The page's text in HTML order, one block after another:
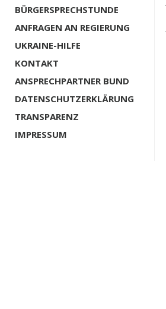
BÜRGERSPRECHSTUNDE
ANFRAGEN AN REGIERUNG
UKRAINE-HILFE
KONTAKT
ANSPRECHPARTNER BUND
DATENSCHUTZERKLÄRUNG
TRANSPARENZ
IMPRESSUM